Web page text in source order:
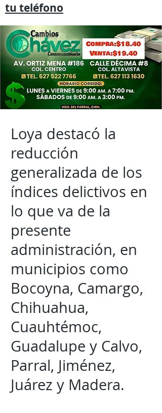
tu teléfono
Loya destacó la
reducción
generalizada de los
índices delictivos en
lo que va de la
presente
administración, en
municipios como
Bocoyna, Camargo,
Chihuahua,
Cuauhtémoc,
Guadalupe y Calvo,
Parral, Jiménez,
Juárez y Madera.